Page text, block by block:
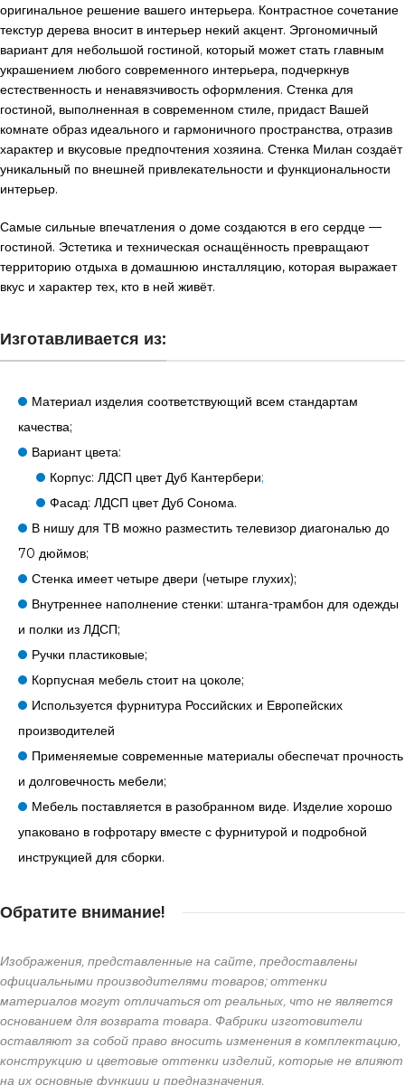
оригинальное решение вашего интерьера. Контрастное сочетание
текстур дерева вносит в интерьер некий акцент. Эргономичный
вариант для небольшой гостиной, который может стать главным
украшением любого современного интерьера, подчеркнув
естественность и ненавязчивость оформления. Стенка для
гостиной, выполненная в современном стиле, придаст Вашей
комнате образ идеального и гармоничного пространства, отразив
характер и вкусовые предпочтения хозяина. Стенка Милан создаёт
уникальный по внешней привлекательности и функциональности
интерьер.
Самые сильные впечатления о доме создаются в его сердце —
гостиной. Эстетика и техническая оснащённость превращают
территорию отдыха в домашнюю инсталляцию, которая выражает
вкус и характер тех, кто в ней живёт.
Изготавливается из:
Материал изделия соответствующий всем стандартам
качества;
Вариант цвета:
Корпус: ЛДСП цвет Дуб Кантербери;
Фасад: ЛДСП цвет Дуб Сонома.
В нишу для ТВ можно разместить телевизор диагональю до
70 дюймов;
Стенка имеет четыре двери (четыре глухих);
Внутреннее наполнение стенки: штанга-трамбон для одежды
и полки из ЛДСП;
Ручки пластиковые;
Корпусная мебель стоит на цоколе;
Используется фурнитура Российских и Европейских
производителей
Применяемые современные материалы обеспечат прочность
и долговечность мебели;
Мебель поставляется в разобранном виде. Изделие хорошо
упаковано в гофротару вместе с фурнитурой и подробной
инструкцией для сборки.
Обратите внимание!
Изображения, представленные на сайте, предоставлены
официальными производителями товаров; оттенки
материалов могут отличаться от реальных, что не является
основанием для возврата товара. Фабрики изготовители
оставляют за собой право вносить изменения в комплектацию,
конструкцию и цветовые оттенки изделий, которые не влияют
на их основные функции и предназначения.